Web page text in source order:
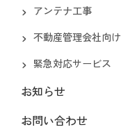
アンテナ工事
不動産管理会社向け
緊急対応サービス
お知らせ
お問い合わせ